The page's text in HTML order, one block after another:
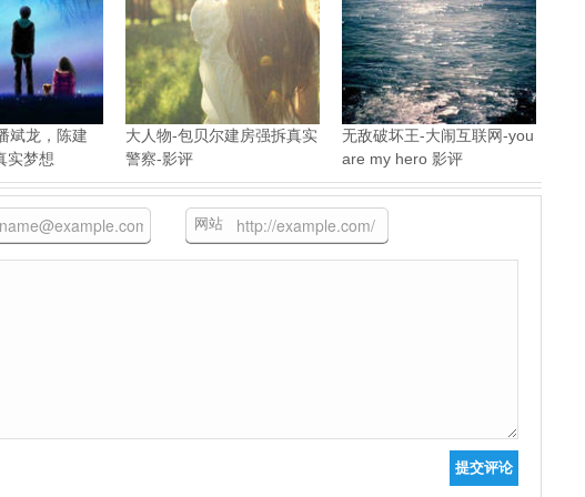
斌龙，陈建
实梦想
大人物-包贝尔建房强拆真实
警察-影评
无敌破坏王-大闹互联网-you
are my hero 影评
网站
提交评论